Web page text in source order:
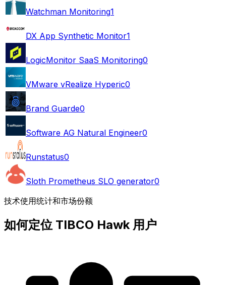
Watchman Monitoring1
DX App Synthetic Monitor1
LogicMonitor SaaS Monitoring0
VMware vRealize Hyperic0
Brand Guarde0
Software AG Natural Engineer0
Runstatus0
Sloth Prometheus SLO generator0
技术使用统计和市场份额
如何定位 TIBCO Hawk 用户